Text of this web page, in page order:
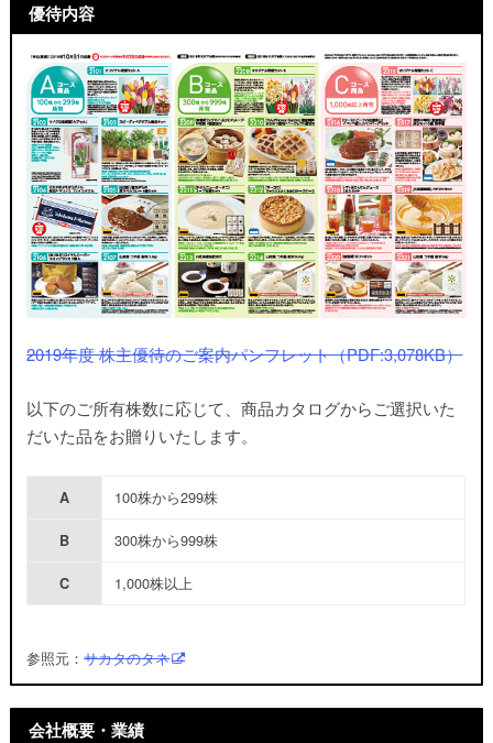
優待内容
2019年度 株主優待のご案内パンフレット（PDF:3,078KB）
以下のご所有株数に応じて、商品カタログからご選択いた
だいた品をお贈りいたします。
A 100株から299株
B 300株から999株
C 1,000株以上
参照元：サカタのタネ
会社概要・業績